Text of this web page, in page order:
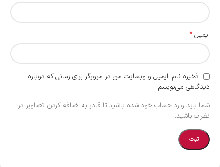
ایمیل*
ذخیره نام، ایمیل و وبسایت من در مرورگر برای زمانی که دوباره
دیدگاهی می‌نویسم.
شما باید وارد حساب خود شده باشید تا قادر به اضافه کردن تصاویر در
نظرات باشید.